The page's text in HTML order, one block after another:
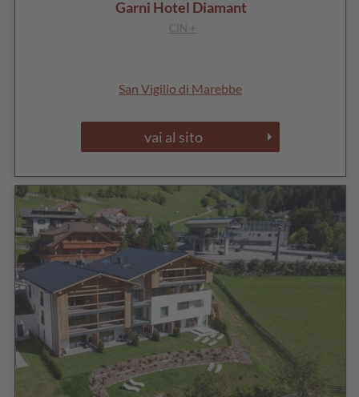
Garni Hotel Diamant
CIN +
San Vigilio di Marebbe
vai al sito